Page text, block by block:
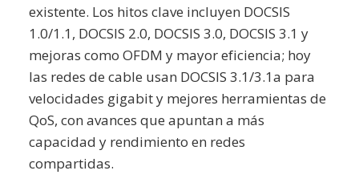
existente. Los hitos clave incluyen DOCSIS
1.0/1.1, DOCSIS 2.0, DOCSIS 3.0, DOCSIS 3.1 y
mejoras como OFDM y mayor eficiencia; hoy
las redes de cable usan DOCSIS 3.1/3.1a para
velocidades gigabit y mejores herramientas de
QoS, con avances que apuntan a más
capacidad y rendimiento en redes
compartidas.